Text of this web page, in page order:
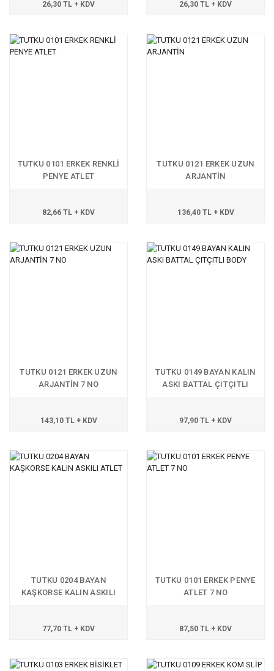
26,30 TL + KDV 26,30 TL + KDV
TUTKU 0101 ERKEK RENKLİ
PENYE ATLET
82,66 TL + KDV
TUTKU 0121 ERKEK UZUN
ARJANTİN
136,40 TL + KDV
TUTKU 0121 ERKEK UZUN
ARJANTİN 7 NO
143,10 TL + KDV
TUTKU 0149 BAYAN KALIN
ASKI BATTAL ÇITÇITLI
97,90 TL + KDV
TUTKU 0204 BAYAN
KAŞKORSE KALIN ASKILI
77,70 TL + KDV
TUTKU 0101 ERKEK PENYE
ATLET 7 NO
87,50 TL + KDV